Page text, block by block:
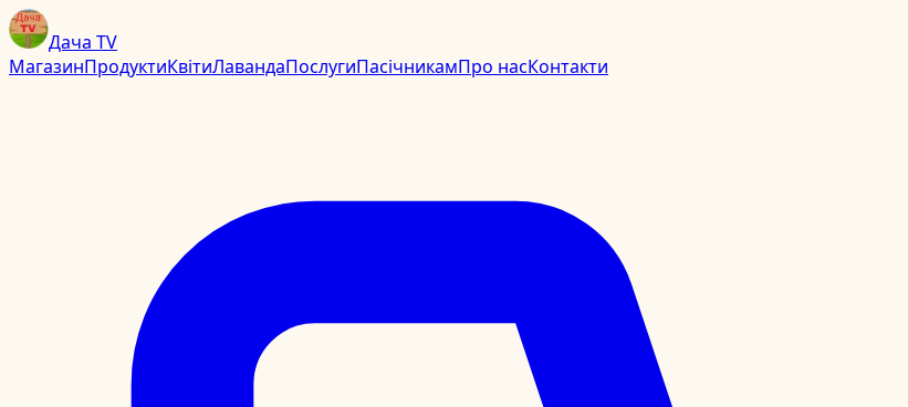
Дача TV
МагазинПродуктиКвітиЛавандаПослугиПасічникамПро насКонтакти